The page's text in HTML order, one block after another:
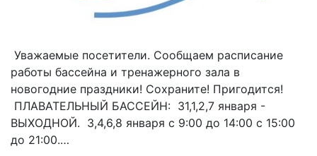
Уважаемые посетители. Сообщаем расписание
работы бассейна и тренажерного зала в
новогодние праздники! Сохраните! Пригодится!
ПЛАВАТЕЛЬНЫЙ БАССЕЙН: 31,1,2,7 января -
ВЫХОДНОЙ. 3,4,6,8 января с 9:00 до 14:00 с 15:00
до 21:00.…